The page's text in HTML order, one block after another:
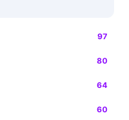
97
80
64
60